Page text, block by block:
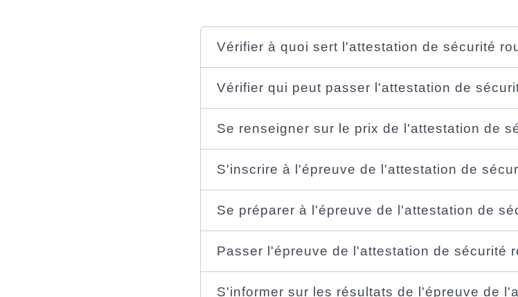
Vérifier à quoi sert l'attestation de sécurité
Vérifier qui peut passer l'attestation de
Se renseigner sur le prix de l'attestation de
S'inscrire à l'épreuve de l'attestation de
Se préparer à l'épreuve de l'attestation de
Passer l'épreuve de l'attestation de sécurité
S'informer sur les résultats de l'épreuve de